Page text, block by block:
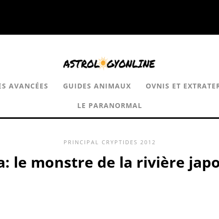
AVANCÉES GUIDES ANIMAUX OVNIS ET
LE PARANORMAL
PRINCIPAL CRYPTIDES 2012
le monstre de la rivière